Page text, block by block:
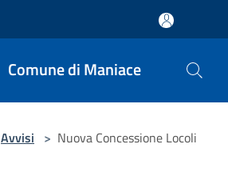
Comune di Maniace
Avvisi > Nuova Concessione Locoli